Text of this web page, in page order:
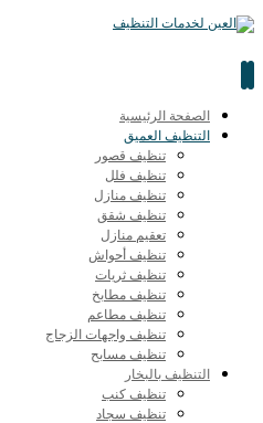
الصفحة الرئيسية
التنظيف العميق
تنظيف قصور
تنظيف فلل
تنظيف منازل
تنظيف شقق
تعقيم منازل
تنظيف أحواش
تنظيف ثريات
تنظيف مطابخ
تنظيف مطاعم
تنظيف واجهات الزجاج
تنظيف مسابح
التنظيف بالبخار
تنظيف كنب
تنظيف سجاد